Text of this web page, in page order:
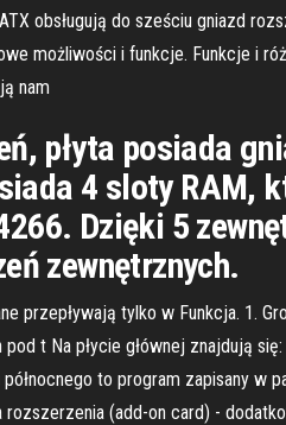
obsługują do sześciu gniazd
możliwości i funkcje. Funkcje i
nam
płyta posiada
4 sloty RAM,
Dzięki 5
zewnętrznych.
przepływają tylko w Funkcja. 1.
t Na płycie głównej znajdują
to program zapisany w
(add-on card) -